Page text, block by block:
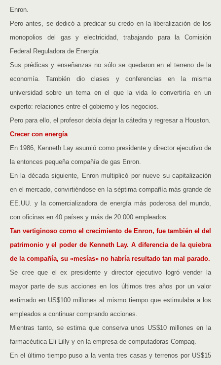
Enron.
Pero antes, se dedicó a predicar su credo en la liberalización de los
monopolios del gas y electricidad, trabajando para la Comisión
Federal Reguladora de Energía.
Sus prédicas y enseñanzas no sólo se quedaron en el terreno de la
economía. También dio clases y conferencias en la misma
universidad sobre un tema en el que la vida lo convertiría en un
experto: relaciones entre el gobierno y los negocios.
Pero para ello, el profesor debía dejar la cátedra y regresar a Houston.
Crecer con energía
En 1986, Kenneth Lay asumió como presidente y director ejecutivo de
la entonces pequeña compañía de gas Enron.
En la década siguiente, Enron multiplicó por nueve su capitalización
en el mercado, convirtiéndose en la séptima compañía más grande de
EE.UU. y la comercializadora de energía más poderosa del mundo,
con oficinas en 40 países y más de 20.000 empleados.
Tan vertiginoso como el crecimiento de Enron, fue también el del
patrimonio y el poder de Kenneth Lay. A diferencia de la quiebra
de la compañía, su «mesías» no habría resultado tan mal parado.
Se cree que el ex presidente y director ejecutivo logró vender la
mayor parte de sus acciones en los últimos tres años por un valor
estimado en US$100 millones al mismo tiempo que estimulaba a los
empleados a continuar comprando acciones.
Mientras tanto, se estima que conserva unos US$10 millones en la
farmacéutica Eli Lilly y en la empresa de computadoras Compaq.
En el último tiempo puso a la venta tres casas y terrenos por US$15